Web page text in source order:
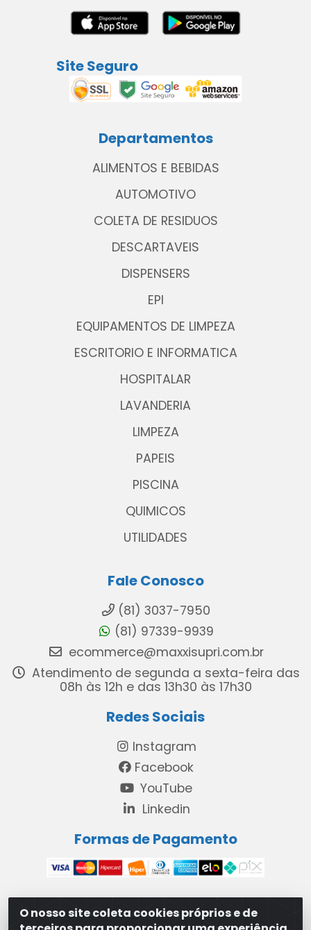
O nosso site coleta cookies próprios e de
Site Seguro
Departamentos
ALIMENTOS E BEBIDAS
AUTOMOTIVO
COLETA DE RESIDUOS
DESCARTAVEIS
DISPENSERS
EPI
EQUIPAMENTOS DE LIMPEZA
ESCRITORIO E INFORMATICA
HOSPITALAR
LAVANDERIA
LIMPEZA
PAPEIS
PISCINA
QUIMICOS
UTILIDADES
Fale Conosco
(81) 3037-7950
(81) 97339-9939
ecommerce@maxxisupri.com.br
Atendimento de segunda a sexta-feira das
08h às 12h e das 13h30 às 17h30
Redes Sociais
Instagram
Facebook
YouTube
Linkedin
Formas de Pagamento
MAXXISUPRI COMÉRCIO DE SANEANTES LTDA - Avenida